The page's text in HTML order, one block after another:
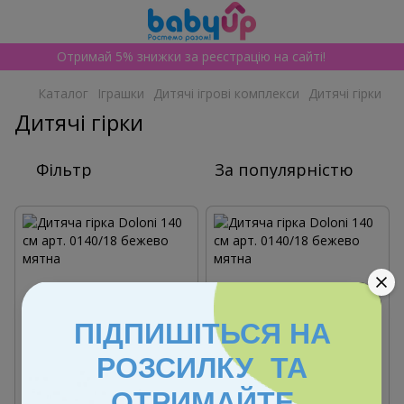
Отримай 5% знижки за реєстрацію на сайті!
Каталог Іграшки Дитячі ігрові комплекси Дитячі гірки
Дитячі гірки
Фільтр За популярністю
ПІДПИШІТЬСЯ НА
РОЗСИЛКУ ТА